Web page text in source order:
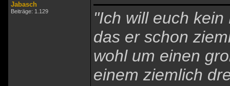
Jabasch
Beiträge: 1.129
"Ich will euch
das er schon
wohl um einen
einem ziemlich